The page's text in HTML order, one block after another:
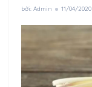
bởi: Admin 11/04/2020